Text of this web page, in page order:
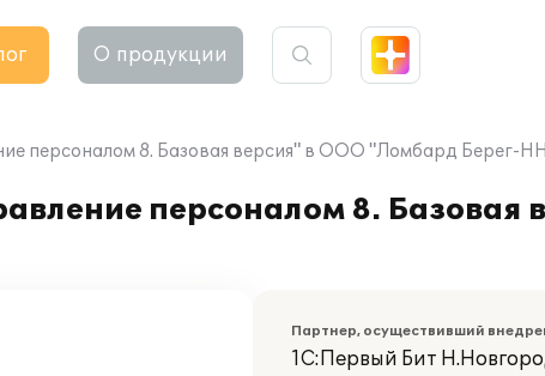
О продукции
персоналом 8. Базовая версия" в ООО "Ломбард Берег-
персоналом 8. Базовая
Партнер, осуществивший
1С:Первый Бит